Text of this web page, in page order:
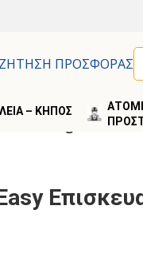
ΠΡΟΣΦΟΡΑΣ
– ΚΗΠΟΣ